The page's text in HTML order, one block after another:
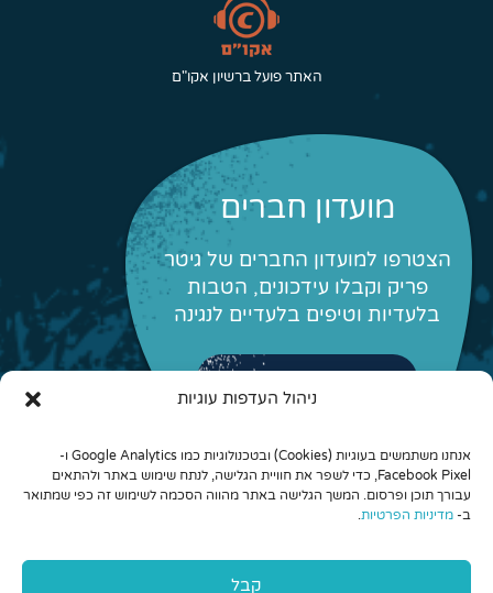
ניהול העדפות עוגיות
אנחנו משתמשים בעוגיות (Cookies) ובטכנולוגיות כמו Google Analytics ו-
Facebook Pixel, כדי לשפר את חוויית הגלישה, לנתח שימוש באתר ולהתאים
עבורך תוכן ופרסום. המשך הגלישה באתר מהווה הסכמה לשימוש זה כפי שמתואר
ב- מדיניות הפרטיות.
קבל
האתר פועל ברשיון אקו"ם
מועדון חברים
הצטרפו למועדון החברים של גיטר
פריק וקבלו עידכונים, הטבות
בלעדיות וטיפים בלעדיים לנגינה
© 2026 כל הזכויות שמורות לגיטר פריק - לימוד גיטרה אונליין